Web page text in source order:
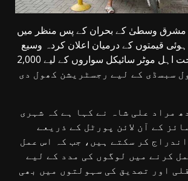
وسطیٰ کے بحران کے پس منظر میں
قیمتوں کے درمیان اعلان کردہ وسیع
ریلیف پیکیج کے تحت اہل موٹر سائیکل سواروں کے لیے 2,000
سبسڈی کے لیے رجسٹریشن کھول دی
مراد علی شاہ نے کہا ہے کہ شہری
کے آن لائن پورٹل کے ذریعے
کر سکتے ہیں، جب کہ اس عمل
کرنے میں لوگوں کی مدد کے لیے
اور تصدیق کی سہولتوں میں بھی